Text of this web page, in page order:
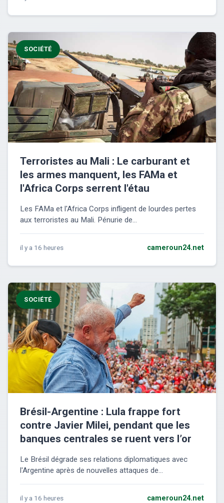
SOCIÉTÉ
Terroristes au Mali : Le carburant et
les armes manquent, les FAMa et
l'Africa Corps serrent l'étau
Les FAMa et l'Africa Corps infligent de lourdes pertes
aux terroristes au Mali. Pénurie de...
il y a 16 heures cameroun24.net
SOCIÉTÉ
Brésil-Argentine : Lula frappe fort
contre Javier Milei, pendant que les
banques centrales se ruent vers l’or
Le Brésil dégrade ses relations diplomatiques avec
l'Argentine après de nouvelles attaques de...
il y a 16 heures cameroun24.net